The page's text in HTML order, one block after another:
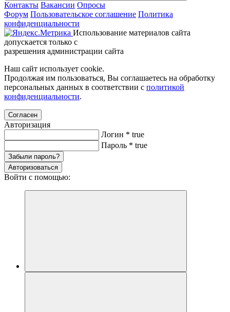
Контакты Вакансии Опросы
Форум Пользовательское соглашение Политика
конфиденциальности
Использование материалов сайта
допускается только с
разрешения администрации сайта
Наш сайт использует cookie.
Продолжая им пользоваться, Вы соглашаетесь на обработку
персональных данных в соответствии с политикой
конфиденциальности.
Согласен
Авторизация
Логин * true
Пароль * true
Забыли пароль?
Авторизоваться
Войти с помощью: